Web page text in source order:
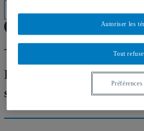
Experts de l’UQAM –
succès de la COP21 à
Tout
Autoriser les
Préférences